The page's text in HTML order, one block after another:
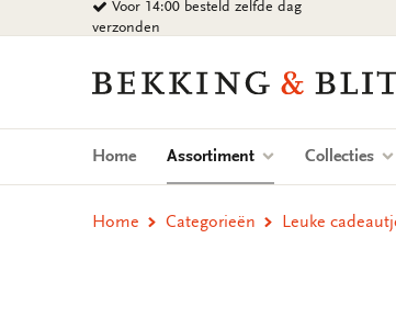
naar
Voor 14:00 besteld zelfde dag
verzonden
Bekking
Blitz
Uitgevers
Home Assortiment (current)Collecties
Home Categorieën Leuke